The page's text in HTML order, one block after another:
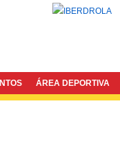
ÁREA DEPORTIVA